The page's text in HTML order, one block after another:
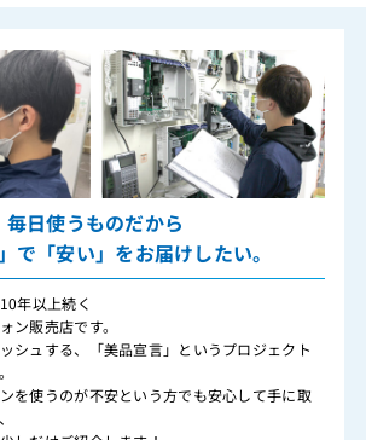
毎日使うものだから
で「安い」をお届けしたい。
年以上続く
ン販売店です。
シュする、「美品宣言」というプロジェクト
を使うのが不安という方でも安心して手に取